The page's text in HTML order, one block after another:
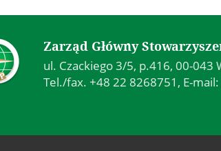
Zarząd Główny
ul. Czackiego 3/5, p.416, 00-043
Tel./fax. +48 22 8268751, E-mail: